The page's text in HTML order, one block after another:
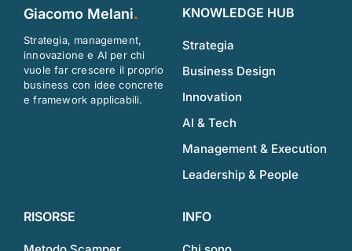
Giacomo Melani.
Strategia, management,
innovazione e AI per chi
vuole far crescere il proprio
business con idee concrete
e framework applicabili.
KNOWLEDGE HUB
Strategia
Business Design
Innovation
AI & Tech
Management & Execution
Leadership & People
RISORSE INFO